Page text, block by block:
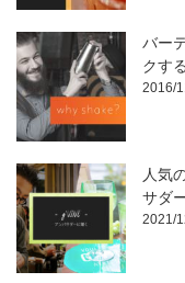
バー
クす
2016/
人気
サダ
2021/